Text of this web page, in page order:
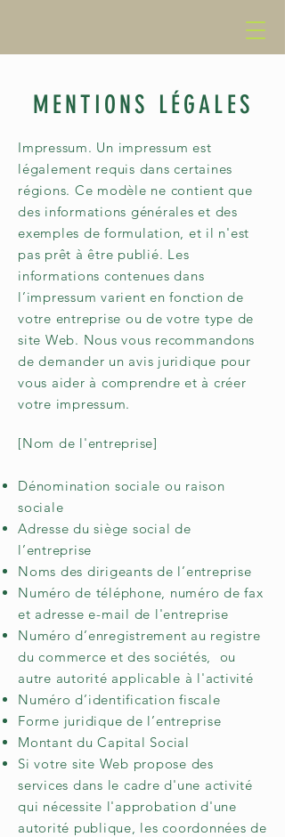
MENTIONS LÉGALES
Impressum. Un impressum est
légalement requis dans certaines
régions. Ce modèle ne contient que
des informations générales et des
exemples de formulation, et il n'est
pas prêt à être publié. Les
informations contenues dans
l’impressum varient en fonction de
votre entreprise ou de votre type de
site Web. Nous vous recommandons
de demander un avis juridique pour
vous aider à comprendre et à créer
votre impressum.
[Nom de l'entreprise]
Dénomination sociale ou raison
sociale
Adresse du siège social de
l’entreprise
Noms des dirigeants de l’entreprise
Numéro de téléphone, numéro de fax
et adresse e-mail de l'entreprise
Numéro d’enregistrement au registre
du commerce et des sociétés, ou
autre autorité applicable à l'activité
Numéro d’identification fiscale
Forme juridique de l’entreprise
Montant du Capital Social
Si votre site Web propose des
services dans le cadre d'une activité
qui nécessite l'approbation d'une
autorité publique, les coordonnées de